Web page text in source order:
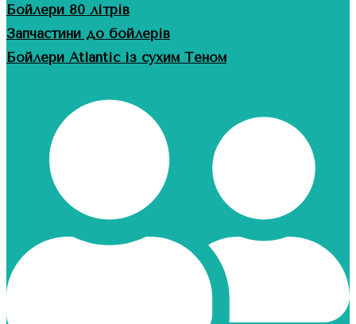
Бойлери 80 літрів
Запчастини до бойлерів
Бойлери Atlantic із сухим Теном